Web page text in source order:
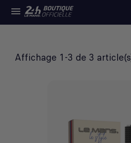

Affichage 1-3 de 3